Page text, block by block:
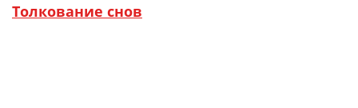
Толкование снов